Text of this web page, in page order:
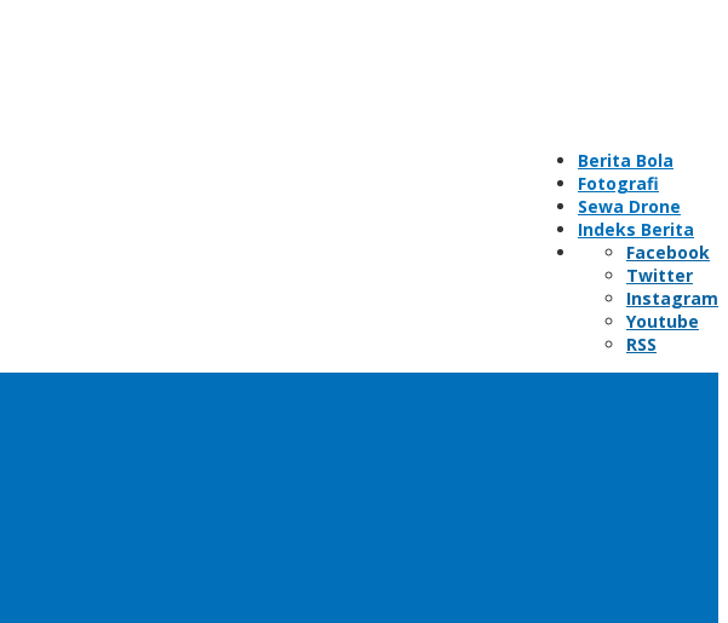
Berita Bola
Fotografi
Sewa Drone
Indeks Berita
Facebook
Twitter
Instagram
Youtube
RSS